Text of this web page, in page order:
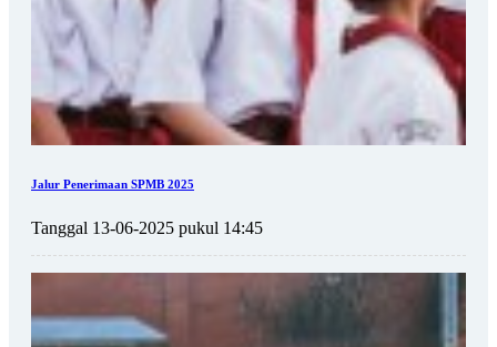
Jalur Penerimaan SPMB 2025
Tanggal 13-06-2025 pukul 14:45